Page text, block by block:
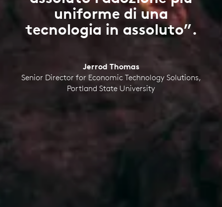
uniforme di una
tecnologia in assoluto”.
Jerrod Thomas
Senior Director for Economic Technology Solutions,
Portland State University